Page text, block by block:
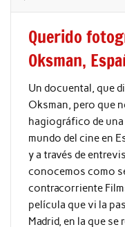
Querido
Oksman,
Un docuental, que
Oksman, pero que
hagiográfico de
mundo del cine en
y a través de
conocemos como
contracorriente
película que vi la
Madrid, en la que